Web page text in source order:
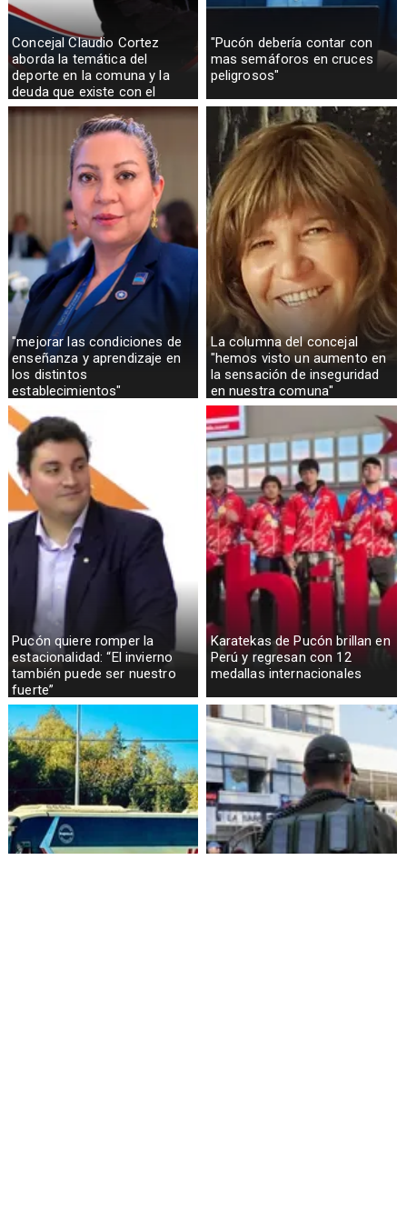
Concejal Claudio Cortez
aborda la temática del
deporte en la comuna y la
deuda que existe con el
sector rural
"Pucón debería contar con
mas semáforos en cruces
peligrosos"
"mejorar las condiciones de
enseñanza y aprendizaje en
los distintos
establecimientos"
La columna del concejal
"hemos visto un aumento en
la sensación de inseguridad
en nuestra comuna"
Pucón quiere romper la
estacionalidad: “El invierno
también puede ser nuestro
fuerte”
Karatekas de Pucón brillan en
Perú y regresan con 12
medallas internacionales